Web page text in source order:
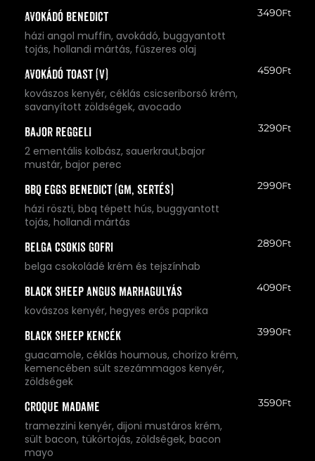
Avokádó Benedict
házi angol muffin, avokádó, buggyantott
tojás, hollandi mártás, fűszeres olaj
3490Ft
Avokádó toast (V)
kovászos kenyér, céklás csicseriborsó krém,
savanyított zöldségek, avocado
4590Ft
Bajor reggeli
2 ementális kolbász, sauerkraut,bajor
mustár, bajor perec
3290Ft
BBQ eggs benedict (GM, sertés)
házi röszti, bbq tépett hús, buggyantott
tojás, hollandi mártás
2990Ft
Belga csokis gofri
belga csokoládé krém és tejszínhab
2890Ft
Black Sheep Angus Marhagulyás
kovászos kenyér, hegyes erős paprika
4090Ft
Black Sheep Kencék
guacamole, céklás houmous, chorizo krém,
kemencében sült szezámmagos kenyér,
zöldségek
3990Ft
Croque Madame
tramezzini kenyér, dijoni mustáros krém,
sült bacon, tükörtojás, zöldségek, bacon
mayo
3590Ft